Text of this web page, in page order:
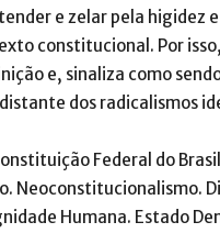
e zelar pela higidez e
constitucional. Por
e, sinaliza como
dos radicalismos
Federal do
Neoconstitucionalismo.
Humana. Estado